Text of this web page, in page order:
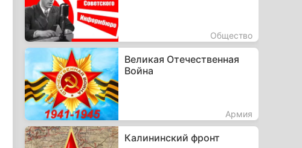
Общество
Великая Отечественная
Война
Армия
Калининский фронт